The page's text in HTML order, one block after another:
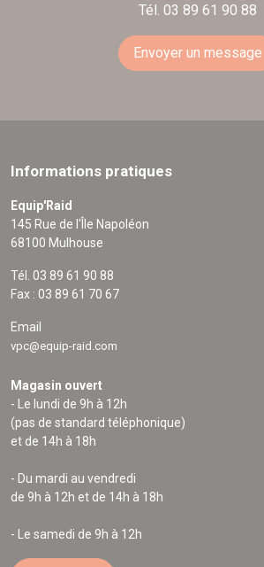
Tél. 03 89 61 90 88
Envoyer un message
Informations pratiques
Equip'Raid
145 Rue de l'Île Napoléon
68100 Mulhouse
Tél. 03 89 61 90 88
Fax : 03 89 61 70 67
Email
vpc@equip-raid.com
Magasin ouvert
- Le lundi de 9h à 12h
(pas de standard téléphonique)
et de 14h à 18h
- Du mardi au vendredi
de 9h à 12h et de 14h à 18h
- Le samedi de 9h à 12h